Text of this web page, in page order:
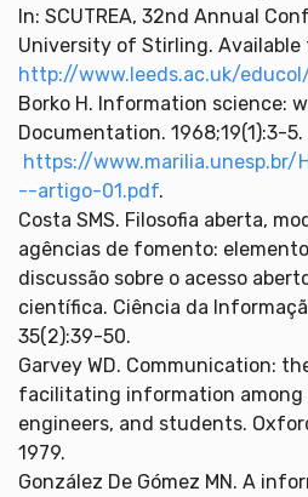
In: SCUTREA, 32nd Annual
University of Stirling. Available
http://www.leeds.ac.uk/
Borko H. Information science:
Documentation. 1968;19(1):3-
https://
--artigo-01.pdf.
Costa SMS. Filosofia aberta,
agências de fomento:
discussão sobre o acesso
científica. Ciência da
35(2):39-50.
Garvey WD. Communication:
facilitating information among
engineers, and students.
1979.
González De Gómez MN. A